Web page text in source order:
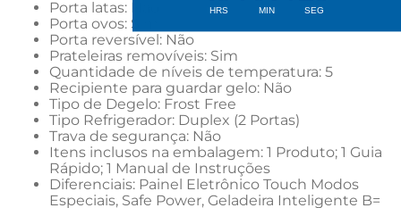
Porta latas: Não
Porta ovos: Sim
Porta reversível: Não
Prateleiras removíveis: Sim
Quantidade de níveis de temperatura: 5
Recipiente para guardar gelo: Não
Tipo de Degelo: Frost Free
Tipo Refrigerador: Duplex (2 Portas)
Trava de segurança: Não
Itens inclusos na embalagem: 1 Produto; 1 Guia
Rápido; 1 Manual de Instruções
Diferenciais: Painel Eletrônico Touch Modos
Especiais, Safe Power, Geladeira Inteligente B=